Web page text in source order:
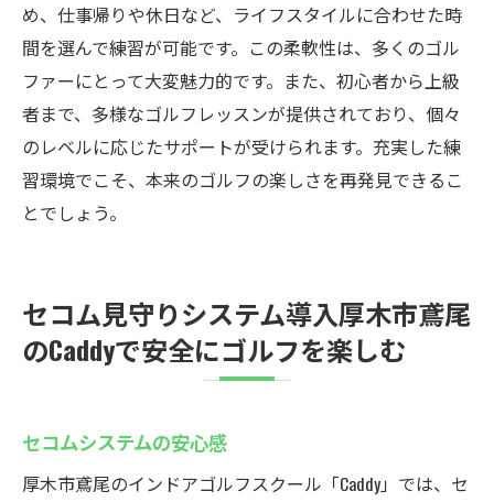
め、仕事帰りや休日など、ライフスタイルに合わせた時
間を選んで練習が可能です。この柔軟性は、多くのゴル
ファーにとって大変魅力的です。また、初心者から上級
者まで、多様なゴルフレッスンが提供されており、個々
のレベルに応じたサポートが受けられます。充実した練
習環境でこそ、本来のゴルフの楽しさを再発見できるこ
とでしょう。
セコム見守りシステム導入厚木市鳶尾
のCaddyで安全にゴルフを楽しむ
セコムシステムの安心感
厚木市鳶尾のインドアゴルフスクール「Caddy」では、セ